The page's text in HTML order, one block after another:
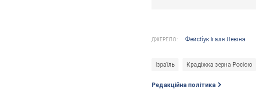
ДЖЕРЕЛО: Фейсбук Ігаля Левіна
Ізраїль Крадіжка зерна Росією
Редакційна політика